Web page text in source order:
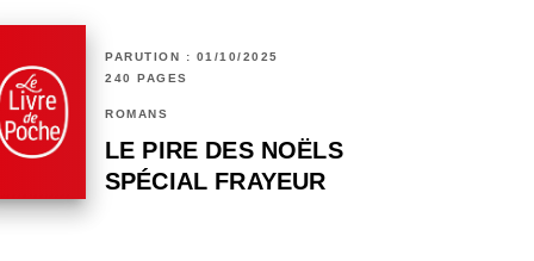
PARUTION : 01/10/2025
240 PAGES
ROMANS
LE PIRE DES NOËLS
SPÉCIAL FRAYEUR